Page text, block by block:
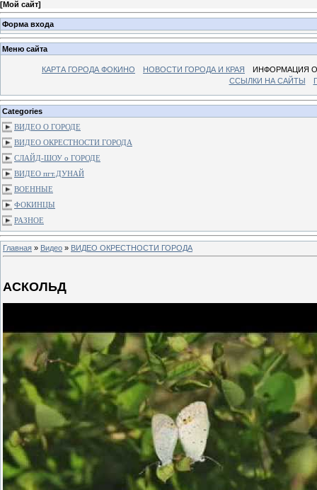
[Мой сайт]
Форма входа
Меню сайта
КАРТА ГОРОДА ФОКИНО НОВОСТИ ГОРОДА И КРАЯ
ИНФОРМАЦИЯ
ССЫЛКИ НА САЙТЫ
Categories
ВИДЕО О ГОРОДЕ
ВИДЕО ОКРЕСТНОСТИ ГОРОДА
СЛАЙД-ШОУ о ГОРОДЕ
ВИДЕО пгт.ДУНАЙ
ВОЕННЫЕ
ФОКИНЦЫ
РАЗНОЕ
Главная » Видео » ВИДЕО ОКРЕСТНОСТИ ГОРОДА
АСКОЛЬД